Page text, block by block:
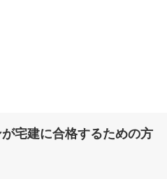
宅建に合格するための方